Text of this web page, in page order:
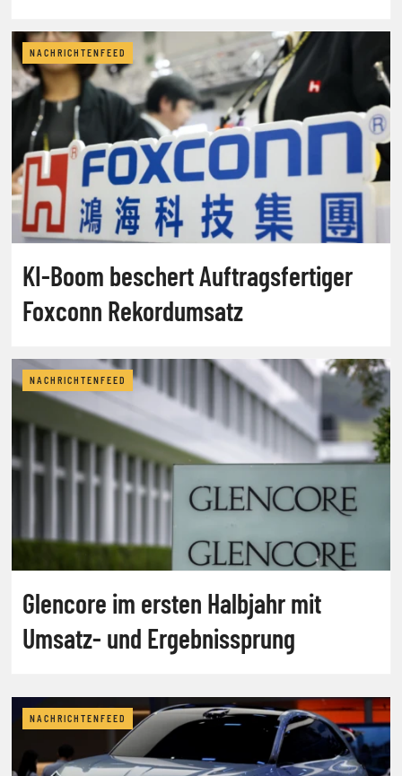
NACHRICHTENFEED
KI-Boom beschert Auftragsfertiger
Foxconn Rekordumsatz
NACHRICHTENFEED
Glencore im ersten Halbjahr mit
Umsatz- und Ergebnissprung
NACHRICHTENFEED